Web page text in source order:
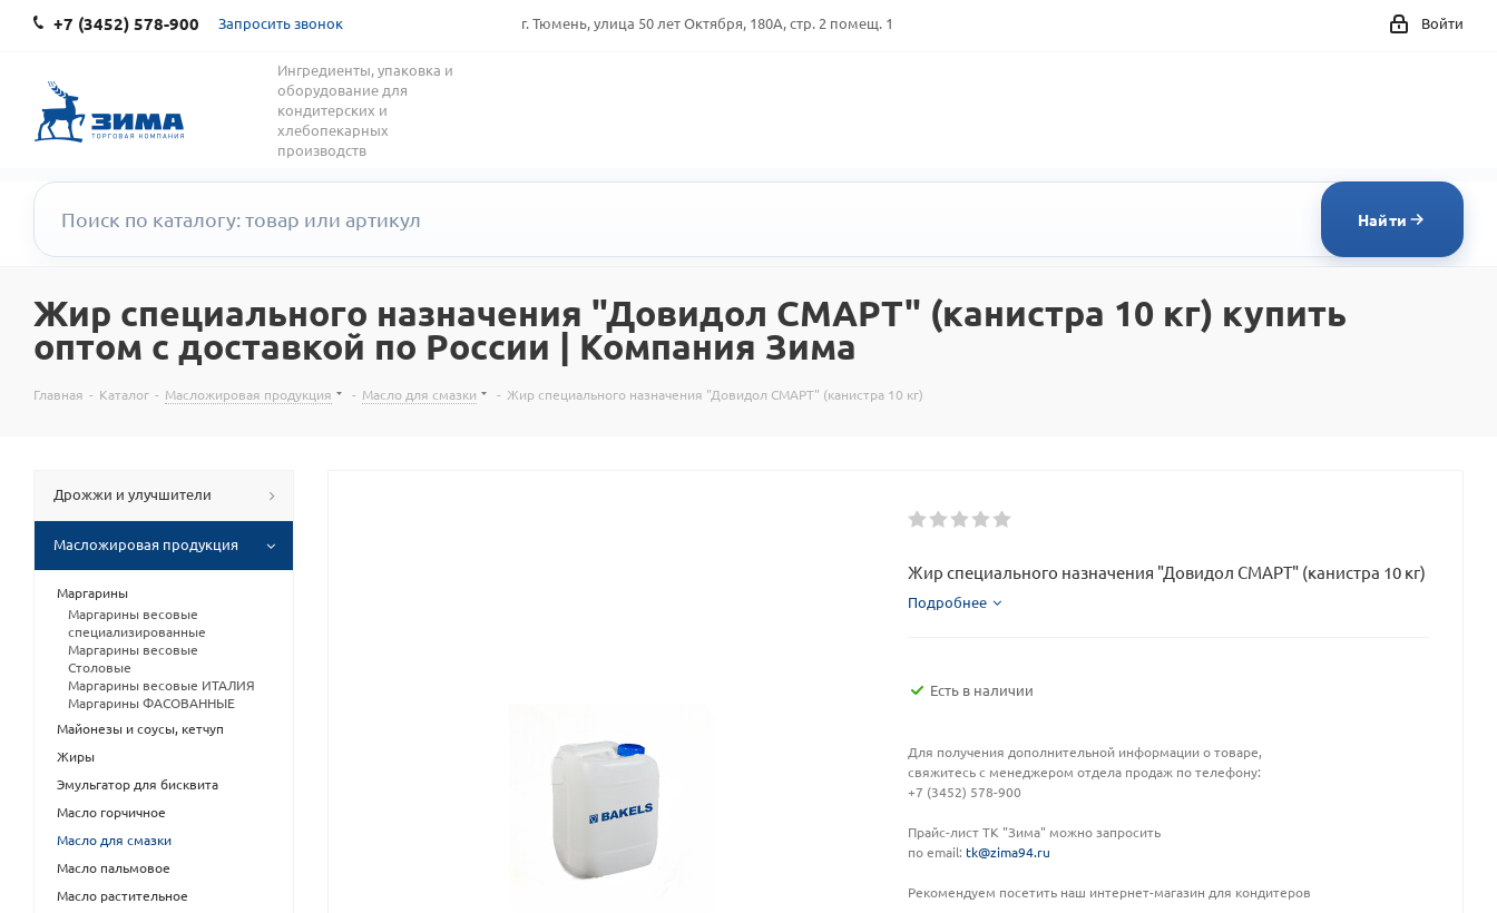
+7 (3452) 578-900 Запросить звонок г. Тюмень, улица 50 лет Октября, 180А, стр. 2 помещ. 1 Войти
Ингредиенты, упаковка и
оборудование для
кондитерских и
хлебопекарных
производств
Найти
Жир специального назначения "Довидол СМАРТ" (канистра 10 кг) купить
оптом с доставкой по России | Компания Зима
Главная - Каталог - Масложировая продукция - Масло для смазки - Жир специального назначения "Довидол СМАРТ" (канистра 10 кг)
Жир специального назначения "Довидол СМАРТ" (канистра 10 кг)
Подробнее
Есть в наличии
Для получения дополнительной информации о товаре,
свяжитесь с менеджером отдела продаж по телефону:
+7 (3452) 578-900
Прайс-лист ТК "Зима" можно запросить
по email: tk@zima94.ru
Рекомендуем посетить наш интернет-магазин для кондитеров
Дрожжи и улучшители
Масложировая продукция
Маргарины
Маргарины весовые
специализированные
Маргарины весовые
Столовые
Маргарины весовые ИТАЛИЯ
Маргарины ФАСОВАННЫЕ
Майонезы и соусы, кетчуп
Жиры
Эмульгатор для бисквита
Масло горчичное
Масло для смазки
Масло пальмовое
Масло растительное